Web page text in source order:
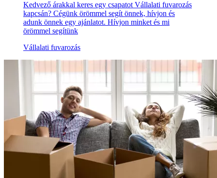
Kedvező árakkal keres egy csapatot Vállalati fuvarozás
kapcsán? Cégünk örömmel segít önnek, hívjon és
adunk önnek egy ajánlatot. Hívjon minket és mi
örömmel segítünk
Vállalati fuvarozás